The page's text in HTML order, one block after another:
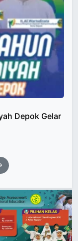
Depok Gelar